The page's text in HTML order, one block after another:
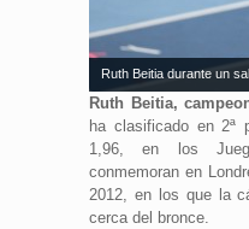
Ruth Beitia durante un
Ruth Beitia,
ha clasificado en 2ª
1,96, en los
conmemoran en
2012, en los que la
cerca del bronce.